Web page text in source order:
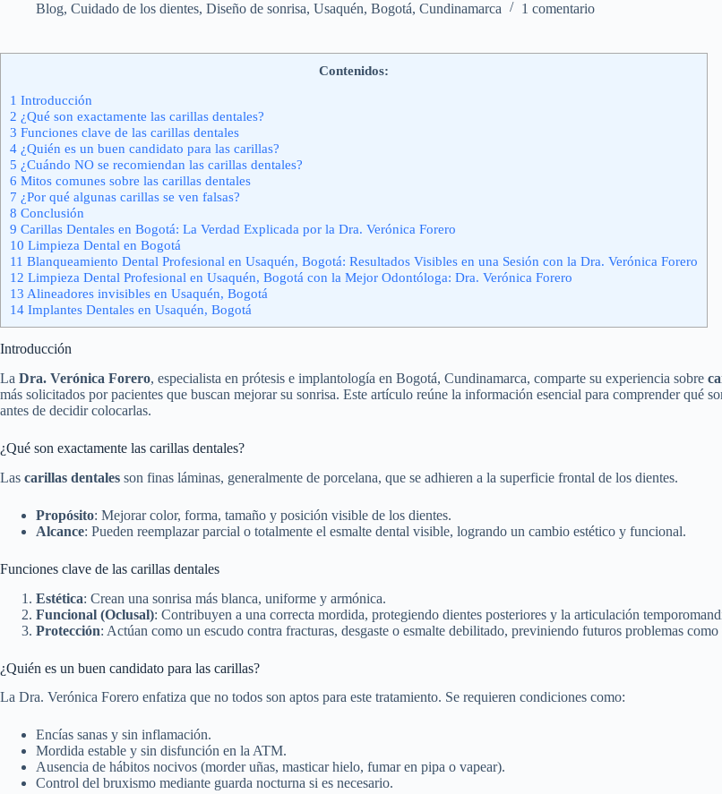
Blog, Cuidado de los dientes, Diseño de sonrisa, Usaquén, Bogotá, Cundinamarca 1 comentario
Contenidos:
1 Introducción
2 ¿Qué son exactamente las carillas dentales?
3 Funciones clave de las carillas dentales
4 ¿Quién es un buen candidato para las carillas?
5 ¿Cuándo NO se recomiendan las carillas dentales?
6 Mitos comunes sobre las carillas dentales
7 ¿Por qué algunas carillas se ven falsas?
8 Conclusión
9 Carillas Dentales en Bogotá: La Verdad Explicada por la Dra. Verónica Forero
10 Limpieza Dental en Bogotá
11 Blanqueamiento Dental Profesional en Usaquén, Bogotá: Resultados Visibles en una Sesión con la Dra. Verónica Forero
12 Limpieza Dental Profesional en Usaquén, Bogotá con la Mejor Odontóloga: Dra. Verónica Forero
13 Alineadores invisibles en Usaquén, Bogotá
14 Implantes Dentales en Usaquén, Bogotá
Introducción
La Dra. Verónica Forero, especialista en prótesis e implantología en Bogotá, Cundinamarca, comparte su experiencia sobre
más solicitados por pacientes que buscan mejorar su sonrisa. Este artículo reúne la información esencial para comprender qué
antes de decidir colocarlas.
¿Qué son exactamente las carillas dentales?
Las carillas dentales son finas láminas, generalmente de porcelana, que se adhieren a la superficie frontal de los dientes.
Propósito: Mejorar color, forma, tamaño y posición visible de los dientes.
Alcance: Pueden reemplazar parcial o totalmente el esmalte dental visible, logrando un cambio estético y funcional.
Funciones clave de las carillas dentales
Estética: Crean una sonrisa más blanca, uniforme y armónica.
Funcional (Oclusal): Contribuyen a una correcta mordida, protegiendo dientes posteriores y la articulación
Protección: Actúan como un escudo contra fracturas, desgaste o esmalte debilitado, previniendo futuros problemas
¿Quién es un buen candidato para las carillas?
La Dra. Verónica Forero enfatiza que no todos son aptos para este tratamiento. Se requieren condiciones como:
Encías sanas y sin inflamación.
Mordida estable y sin disfunción en la ATM.
Ausencia de hábitos nocivos (morder uñas, masticar hielo, fumar en pipa o vapear).
Control del bruxismo mediante guarda nocturna si es necesario.